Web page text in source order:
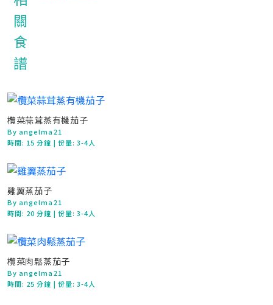
欖菜蒜茸蒸有機茄子
By angelma21
時間: 15 分鐘 | 份量: 3-4人
雞翼蒸茄子
By angelma21
時間: 20 分鐘 | 份量: 3-4人
欖菜肉鬆蒸茄子
By angelma21
時間: 25 分鐘 | 份量: 3-4人